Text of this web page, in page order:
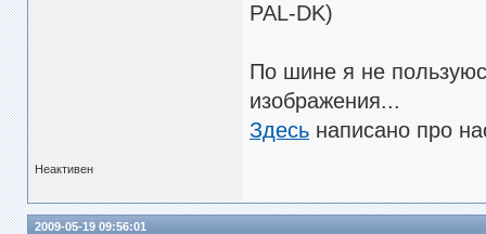
PAL-DK)
По шине я не
изображения...
Здесь написано про
Неактивен
2009-05-19 09:56:01